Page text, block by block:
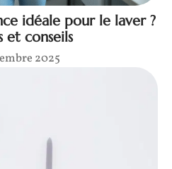
idéale pour le laver ?
et conseils
2025